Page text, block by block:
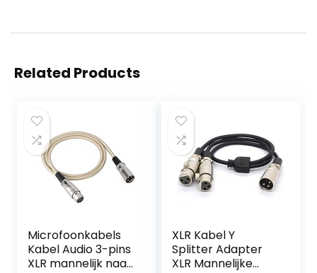
Related Products
Microfoonkabels
Kabel Audio 3-pins
XLR mannelijk naar
XLR Kabel Y
Splitter Adapter
XLR Mannelijke